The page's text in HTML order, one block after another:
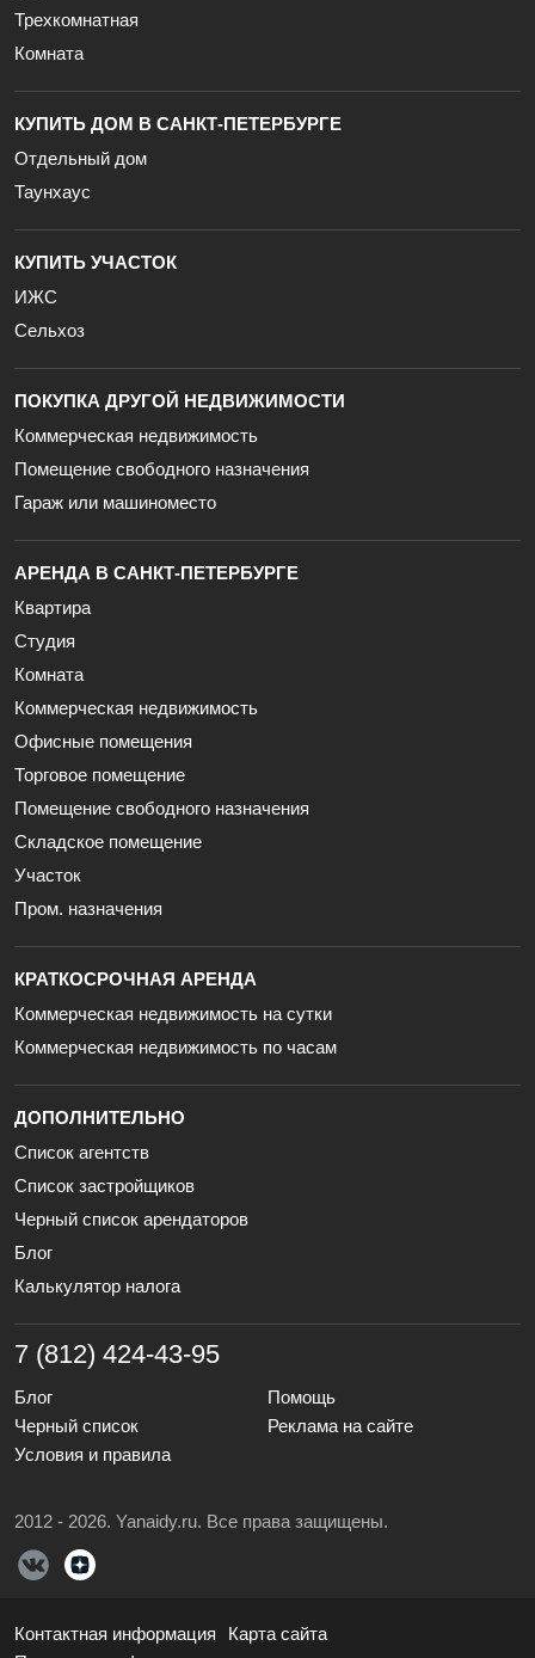
Трехкомнатная
Комната
КУПИТЬ ДОМ В САНКТ-ПЕТЕРБУРГЕ
Отдельный дом
Таунхаус
КУПИТЬ УЧАСТОК
ИЖС
Сельхоз
ПОКУПКА ДРУГОЙ НЕДВИЖИМОСТИ
Коммерческая недвижимость
Помещение свободного назначения
Гараж или машиноместо
АРЕНДА В САНКТ-ПЕТЕРБУРГЕ
Квартира
Студия
Комната
Коммерческая недвижимость
Офисные помещения
Торговое помещение
Помещение свободного назначения
Складское помещение
Участок
Пром. назначения
КРАТКОСРОЧНАЯ АРЕНДА
Коммерческая недвижимость на сутки
Коммерческая недвижимость по часам
ДОПОЛНИТЕЛЬНО
Список агентств
Список застройщиков
Черный список арендаторов
Блог
Калькулятор налога
7 (812) 424-43-95
Блог
Помощь
Черный список
Реклама на сайте
Условия и правила
2012 - 2026. Yanaidy.ru. Все права защищены.
Контактная информация
Карта сайта